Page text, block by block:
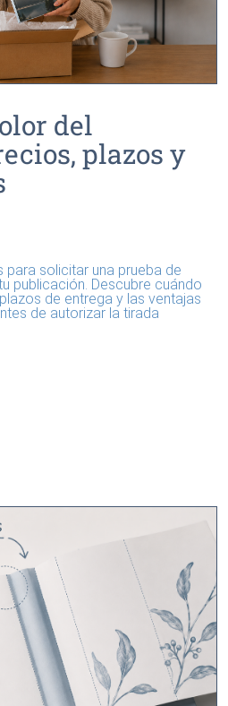
del
plazos y
solicitar una prueba de
publicación. Descubre cuándo
de entrega y las ventajas
de autorizar la tirada